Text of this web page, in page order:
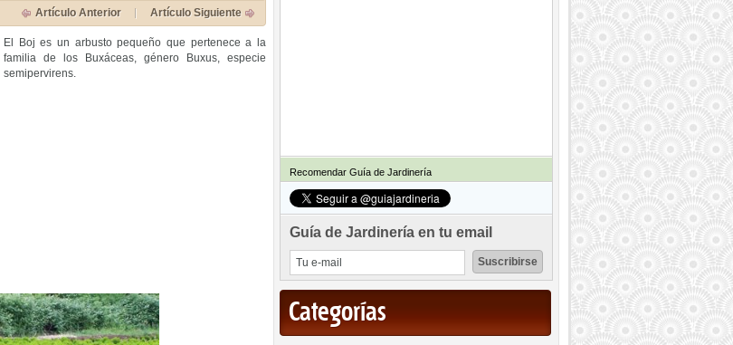
Artículo Anterior Artículo Siguiente
El Boj es un arbusto pequeño que pertenece a la
familia de los Buxáceas, género Buxus, especie
semipervirens.
Recomendar Guía de Jardinería
Guía de Jardinería en tu email
Categorías